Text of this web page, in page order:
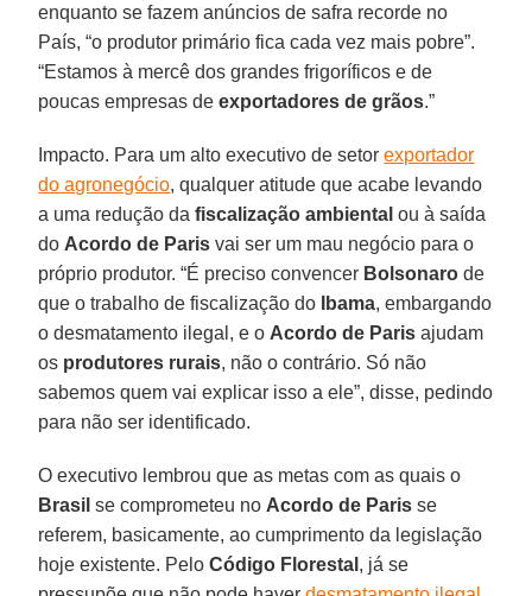
enquanto se fazem anúncios de safra recorde no
País, “o produtor primário fica cada vez mais pobre”.
“Estamos à mercê dos grandes frigoríficos e de
poucas empresas deexportadores de grãos.”
Impacto. Para um alto executivo de setorexportador
do agronegócio, qualquer atitude que acabe levando
a uma redução dafiscalização ambiental ou à saída
do Acordo de Paris vai ser um mau negócio para o
próprio produtor. “É preciso convencer Bolsonaro de
que o trabalho de fiscalização do
Ibama, embargando
o desmatamento ilegal, e o Acordo de Paris ajudam
os produtores rurais, não o contrário. Só não
sabemos quem vai explicar isso a ele”, disse, pedindo
para não ser identificado.
O executivo lembrou que as metas com as quais o
Brasil se comprometeu no Acordo de Paris se
referem, basicamente, ao cumprimento da legislação
hoje existente. PeloCódigo Florestal , já se